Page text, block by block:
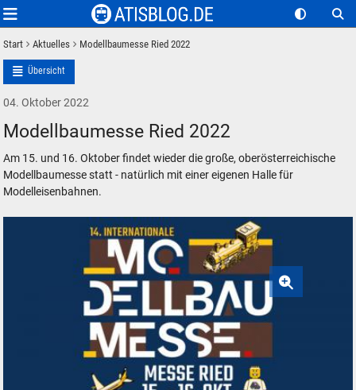
Start Aktuelles Modellbaumesse Ried 2022
Übersicht
04. Oktober 2022
Modellbaumesse Ried 2022
Am 15. und 16. Oktober findet wieder die große, oberösterreichische
Modellbaumesse statt - natürlich mit einer eigenen Halle für
Modelleisenbahnen.